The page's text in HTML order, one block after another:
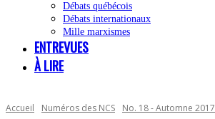
Débats québécois
Débats internationaux
Mille marxismes
ENTREVUES
À LIRE
Accueil Numéros des NCS No. 18 - Automne 2017